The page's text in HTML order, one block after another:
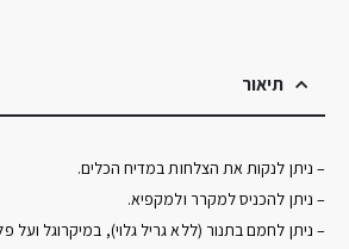
תיאור
– ניתן לנקות את הצלחות במדיח הכלים.
– ניתן להכניס למקרר ולמקפיא.
– ניתן לחמם בתנור (ללא גריל גלוי), במיקרוגל